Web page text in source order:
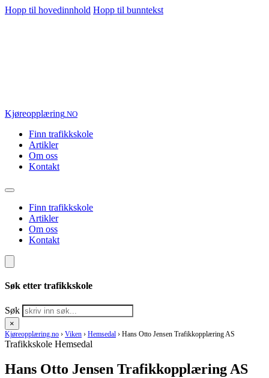
Hopp til hovedinnhold Hopp til bunntekst
Kjøreopplæring.NO
Finn trafikkskole
Artikler
Om oss
Kontakt
Finn trafikkskole
Artikler
Om oss
Kontakt
Søk etter trafikkskole
Søk
×
Kjøreopplæring.no › Viken › Hemsedal › Hans Otto Jensen Trafikkopplæring AS
Trafikkskole Hemsedal
Hans Otto Jensen Trafikkopplæring AS